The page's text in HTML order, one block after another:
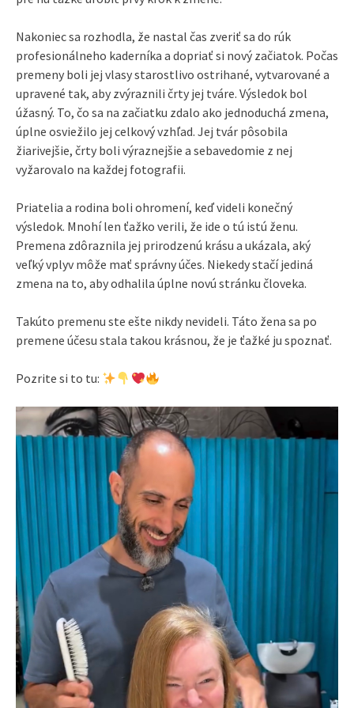
Nakoniec sa rozhodla, že nastal čas zveriť sa do rúk
profesionálneho kaderníka a dopriať si nový začiatok. Počas
premeny boli jej vlasy starostlivo ostrihané, vytvarované a
upravené tak, aby zvýraznili črty jej tváre. Výsledok bol
úžasný. To, čo sa na začiatku zdalo ako jednoduchá zmena,
úplne osviežilo jej celkový vzhľad. Jej tvár pôsobila
žiarivejšie, črty boli výraznejšie a sebavedomie z nej
vyžarovalo na každej fotografii.
Priatelia a rodina boli ohromení, keď videli konečný
výsledok. Mnohí len ťažko verili, že ide o tú istú ženu.
Premena zdôraznila jej prirodzenú krásu a ukázala, aký
veľký vplyv môže mať správny účes. Niekedy stačí jediná
zmena na to, aby odhalila úplne novú stránku človeka.
Takúto premenu ste ešte nikdy nevideli. Táto žena sa po
premene účesu stala takou krásnou, že je ťažké ju spoznať.
Pozrite si to tu: